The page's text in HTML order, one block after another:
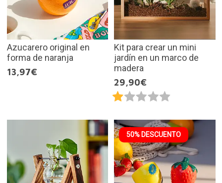
Azucarero original en
forma de naranja
13,97€
Kit para crear un mini
jardín en un marco de
madera
29,90€
50% DESCUENTO